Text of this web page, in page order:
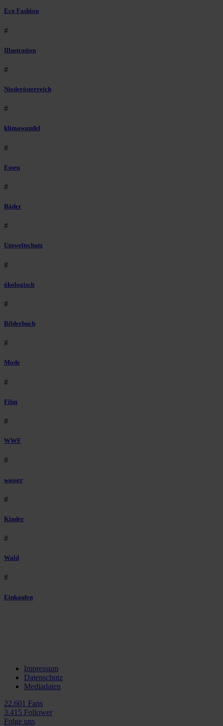
Eco Fashion
#
Illustration
#
Niederösterreich
#
klimawandel
#
Essen
#
Räder
#
Umweltschutz
#
ökologisch
#
Bilderbuch
#
Mode
#
Film
#
WWF
#
wasser
#
Kinder
#
Wald
#
Einkaufen
Impressum
Datenschutz
Mediadaten
22.601 Fans
3.415 Follower
Folge uns